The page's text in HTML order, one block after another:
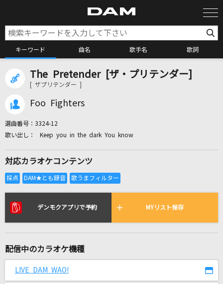
キーワード 曲名 歌手名 歌詞
カラオケ検索
全国りれき
リアルタイムで歌われている曲の一覧
[生音]長い夜
The Pretender [ザ・プリテンダー]
[ ザプリテンダー ]
Foo Fighters
選曲番号： 3324-12
Keep you in the dark You know
対応カラオケコンテンツ
デンモクアプリで予約 MYリスト保存
配信中のカラオケ機種
LIVE DAM WAO!